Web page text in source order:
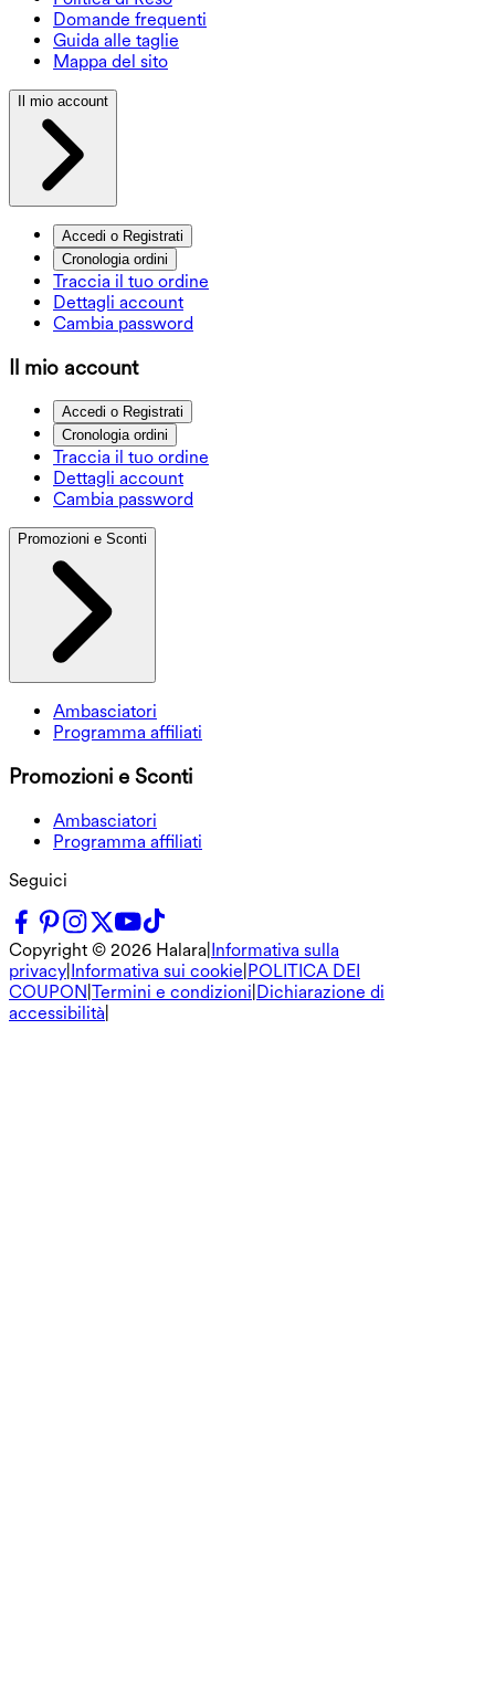
Domande frequenti
Guida alle taglie
Mappa del sito
Il mio account
Accedi o Registrati
Cronologia ordini
Traccia il tuo ordine
Dettagli account
Cambia password
Il mio account
Accedi o Registrati
Cronologia ordini
Traccia il tuo ordine
Dettagli account
Cambia password
Promozioni e Sconti
Ambasciatori
Programma affiliati
Promozioni e Sconti
Ambasciatori
Programma affiliati
Seguici
Copyright © 2026 Halara Informativa sulla
privacy Informativa sui cookie POLITICA DEI
COUPON Termini e condizioni Dichiarazione di
accessibilità